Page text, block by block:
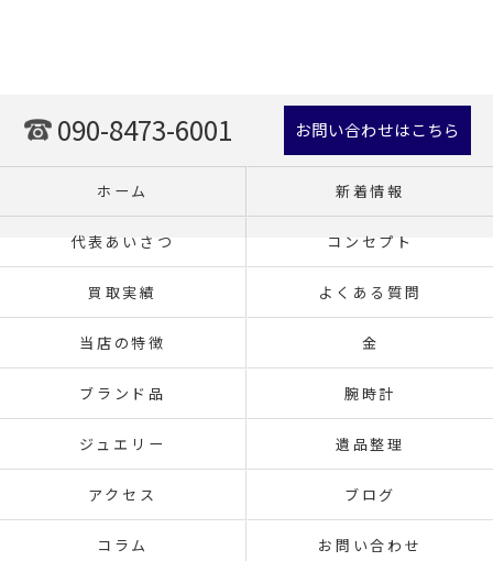
090-8473-6001 お問い合わせはこちら
ホーム 新着情報
代表あいさつ コンセプト
買取実績 よくある質問
当店の特徴 金
ブランド品 腕時計
ジュエリー 遺品整理
アクセス ブログ
コラム お問い合わせ